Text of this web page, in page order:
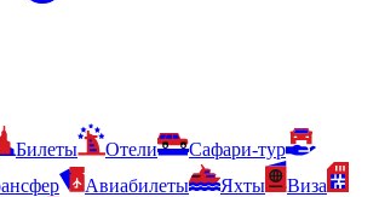
Билеты Отели
Сафари-тур
Авиабилеты Яхты
Виза